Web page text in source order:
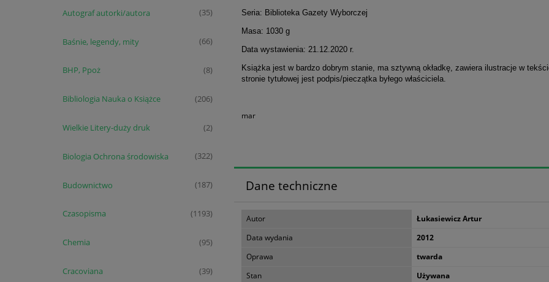
Autograf autorki/autora (35)
Baśnie, legendy, mity (66)
BHP, Ppoż (8)
Bibliologia Nauka o Książce (206)
Wielkie Litery-duży druk (2)
Biologia Ochrona środowiska (322)
Budownictwo (187)
Czasopisma (1193)
Chemia (95)
Cracoviana (39)
Seria: Biblioteka Gazety Wyborczej
Masa: 1030 g
Data wystawienia: 21.12.2020 r.
Książka jest w bardzo dobrym stanie, ma sztywną okładkę, zawiera ilustracje w
stronie tytułowej jest podpis/pieczątka byłego właściciela.
mar
Dane techniczne
Autor
Łukasiewicz Artur
Data wydania
2012
Oprawa
twarda
Stan
Używana